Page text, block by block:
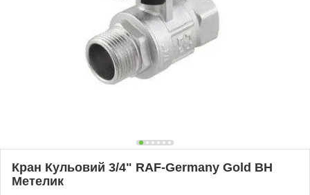
Кран Кульовий 3/4" RAF-Germany Gold ВН
Метелик